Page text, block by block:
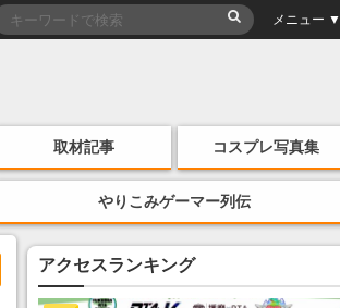
メニュー ▼
取材記事 コスプレ写真集
やりこみゲーマー列伝
アクセスランキング